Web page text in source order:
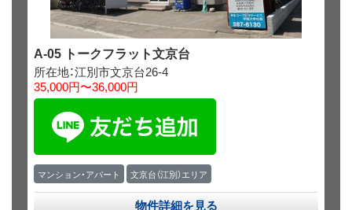
A-05 トークフラット文京台
所在地：江別市文京台26-4
35,000円〜36,000円
マンション・アパート 文京台（江別）エリア
物件詳細を見る